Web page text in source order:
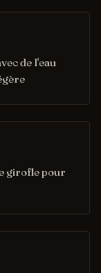
de l'eau
girofle pour